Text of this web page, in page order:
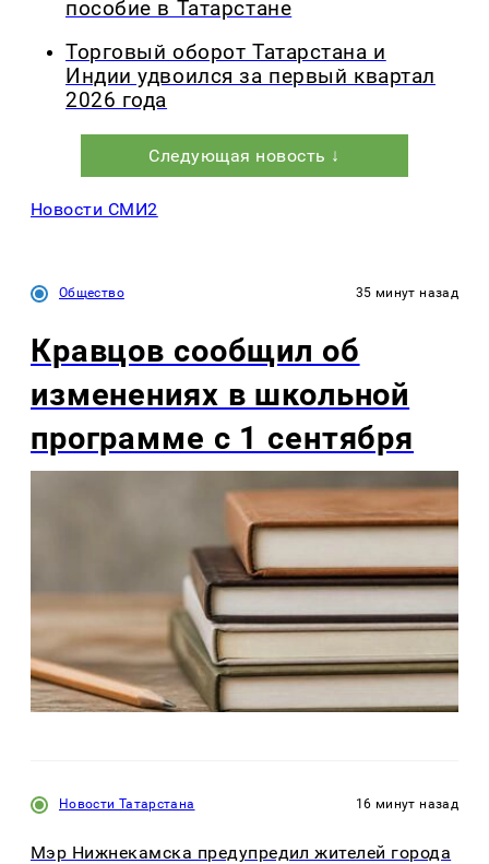
пособие в Татарстане
Торговый оборот Татарстана и
Индии удвоился за первый квартал
2026 года
Следующая новость ↓
Новости СМИ2
Общество 35 минут назад
Кравцов сообщил об
изменениях в школьной
программе с 1 сентября
Новости Татарстана 16 минут назад
Мэр Нижнекамска предупредил жителей города